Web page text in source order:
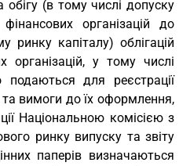
обігу (в тому числі допуску
організацій до
ринку капіталу) облігацій
організацій, у тому числі
подаються для реєстрації
та вимоги до їх оформлення,
Національною комісією з
ринку випуску та звіту
паперів визначаються